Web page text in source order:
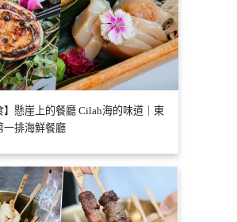
】懸崖上的餐廳 Cilah海的味道｜東
一排海鮮餐廳